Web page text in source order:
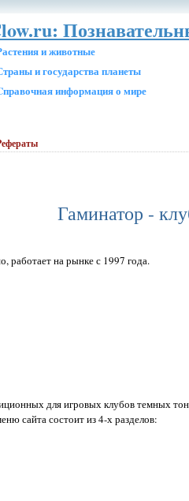
и животные
и государства планеты
информация о мире
Гаминатор -
работает на рынке с 1997 года.
для игровых клубов темных
сайта состоит из 4-х разделов: